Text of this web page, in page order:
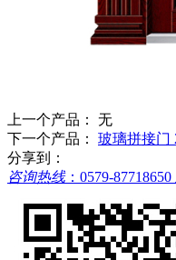
上一个产品： 无
下一个产品： 玻璃拼接门
分享到：
咨询热线： 0579-87718650